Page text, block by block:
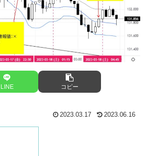
LINE コピー
2023.03.17 2023.06.16